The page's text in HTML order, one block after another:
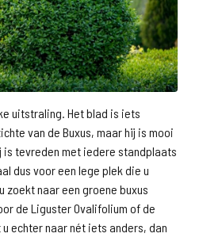
uitstraling. Het blad is iets
van de Buxus, maar hij is mooi
is tevreden met iedere standplaats
dus voor een lege plek die u
zoekt naar een groene buxus
de Liguster Ovalifolium of de
echter naar nét iets anders, dan